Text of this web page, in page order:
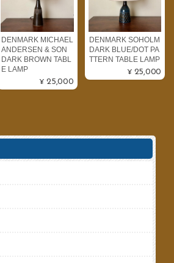
DENMARK MICHAEL
ANDERSEN & SON
DARK BROWN TABL
E LAMP
¥25,000
DENMARK SOHOLM
DARK BLUE/DOT PA
TTERN TABLE LAMP
¥25,000